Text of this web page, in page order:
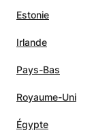
Estonie
Irlande
Pays-Bas
Royaume-Uni
Égypte